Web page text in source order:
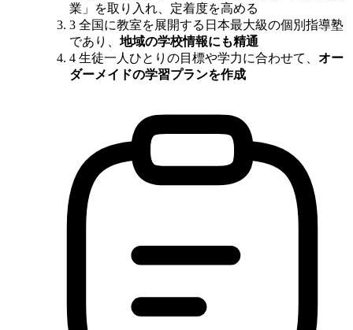
業」を取り入れ、定着度を高める
3 全国に教室を展開する日本最大級の個別指導塾
であり、 地域の学校情報にも精通
4 生徒一人ひとりの目標や学力に合わせて、 オー
ダーメイドの学習プランを作成